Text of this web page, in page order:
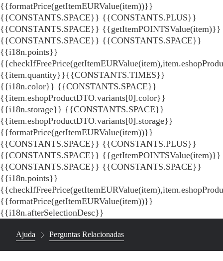
{{formatPrice(getItemEURValue(item))}}
{{CONSTANTS.SPACE}} {{CONSTANTS.PLUS}}
{{CONSTANTS.SPACE}} {{getItemPOINTSValue(item)}}
{{CONSTANTS.SPACE}} {{CONSTANTS.SPACE}}
{{i18n.points}}
{{item.quantity}}{{CONSTANTS.TIMES}}
{{i18n.color}} {{CONSTANTS.SPACE}}
{{item.eshopProductDTO.variants[0].color}}
{{i18n.storage}} {{CONSTANTS.SPACE}}
{{item.eshopProductDTO.variants[0].storage}}
{{formatPrice(getItemEURValue(item))}}
{{CONSTANTS.SPACE}} {{CONSTANTS.PLUS}}
{{CONSTANTS.SPACE}} {{getItemPOINTSValue(item)}}
{{CONSTANTS.SPACE}} {{CONSTANTS.SPACE}}
{{i18n.points}}
{{formatPrice(getItemEURValue(item))}}
{{i18n.afterSelectionDesc}}
Ajuda Perguntas Relacionadas